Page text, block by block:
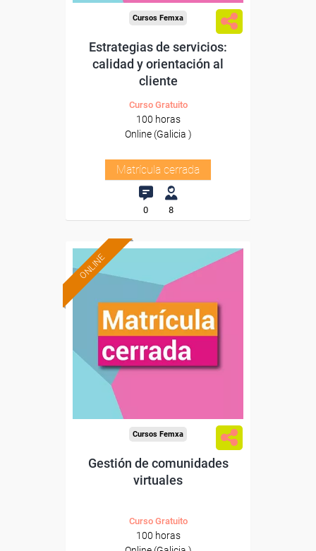
Cursos Femxa
Estrategias de servicios:
calidad y orientación al
cliente
Curso Gratuito
100 horas
Online (Galicia )
Matrícula cerrada
0 8
ONLINE
Cursos Femxa
Gestión de comunidades
virtuales
Curso Gratuito
100 horas